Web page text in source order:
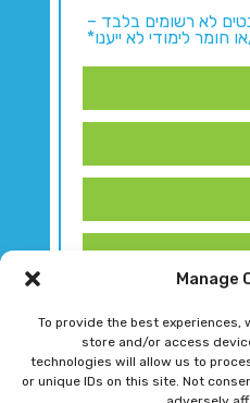
Manage
To provide the best experiences,
store and/or access
technologies will allow us to
or unique IDs on this site. Not
לא רשומים בלבד –
חומר לימודי לא ייענו*